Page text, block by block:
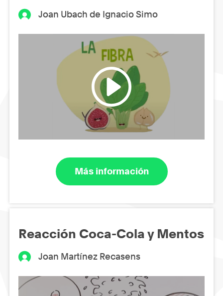
Joan Ubach de Ignacio Simo
Más información
Reacción Coca-Cola y Mentos
Joan Martínez Recasens